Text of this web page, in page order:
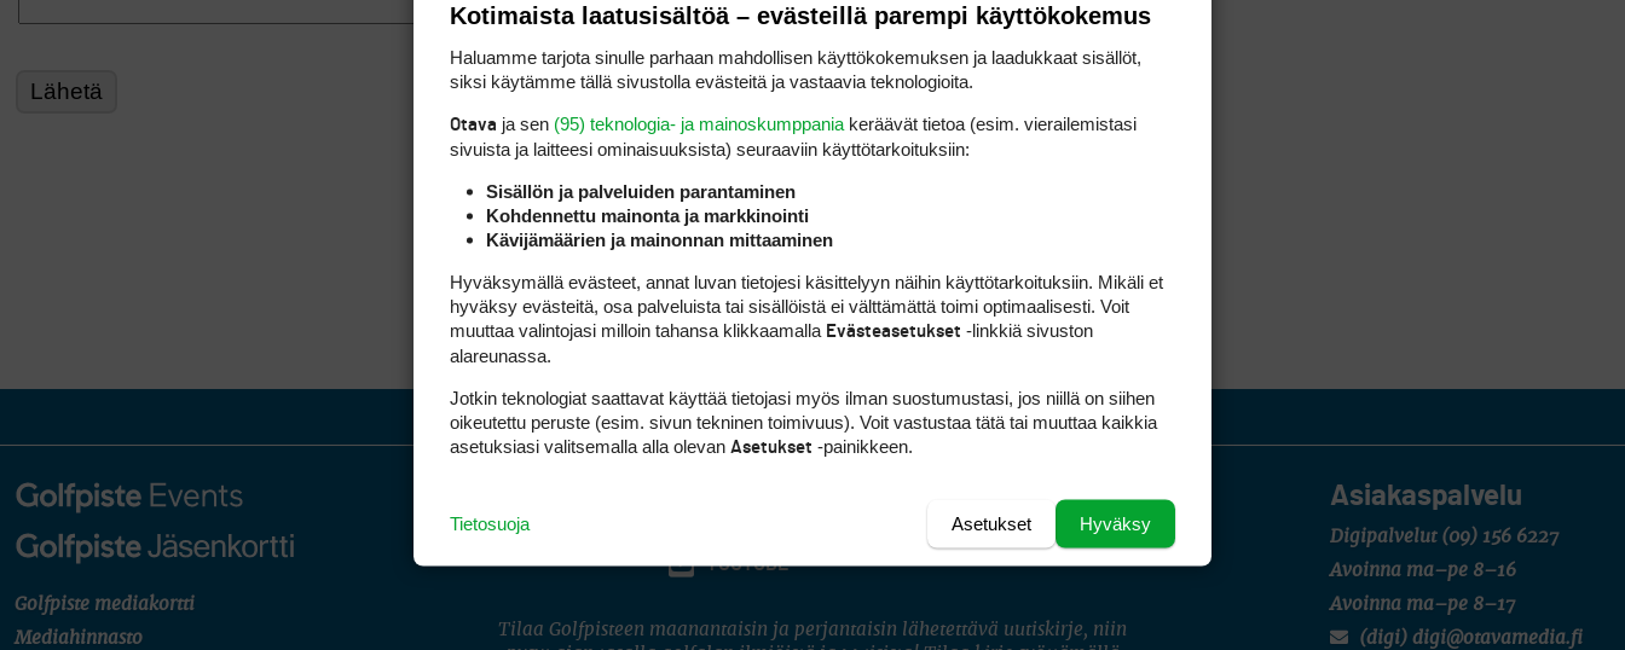
Golfpiste mediakortti
Mediahinnasto
Asiakaspalvelu
Digipalvelut (09) 156 6227
Avoinna ma–pe 8–16
Avoinna ma–pe 8–17
(digi) digi@otavamedia.fi
INSTAGRAM
YOUTUBE
Tilaa Golfpisteen maanantaisin ja perjantaisin lähetettävä uutiskirje, niin
Kotimaista laatusisältöä – evästeillä parempi käyttökokemus
Haluamme tarjota sinulle parhaan mahdollisen käyttökokemuksen ja laadukkaat sisällöt,
siksi käytämme tällä sivustolla evästeitä ja vastaavia teknologioita.
Otava ja sen (95) teknologia- ja mainoskumppania keräävät tietoa (esim. vierailemis­tasi
sivuista ja laitteesi ominaisuuk­sista) seuraaviin käyttötarkoituksiin:
Sisällön ja palveluiden parantaminen
Kohdennettu mainonta ja markkinointi
Kävijämäärien ja mainonnan mittaaminen
Hyväksymällä evästeet, annat luvan tietojesi käsittelyyn näihin käyttötarkoituksiin. Mikäli et
hyväksy evästeitä, osa palveluista tai sisällöistä ei välttämättä toimi optimaalisesti. Voit
muuttaa valintojasi milloin tahansa klikkaamalla Evästeasetukset -linkkiä sivuston
alareunassa.
Jotkin teknologiat saattavat käyttää tietojasi myös ilman suostumustasi, jos niillä on siihen
oikeutettu peruste (esim. sivun tekninen toimivuus). Voit vastustaa tätä tai muuttaa kaikkia
asetuksiasi valitsemalla alla olevan Asetukset -painikkeen.
Hyväksy
Asetukset
Tietosuoja